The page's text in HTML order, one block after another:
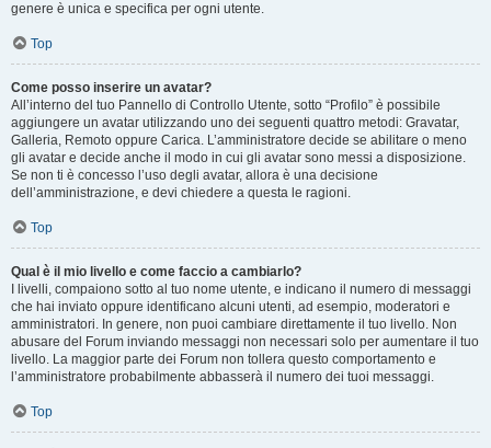
genere è unica e specifica per ogni utente.
Top
Come posso inserire un avatar?
All’interno del tuo Pannello di Controllo Utente, sotto “Profilo” è possibile
aggiungere un avatar utilizzando uno dei seguenti quattro metodi: Gravatar,
Galleria, Remoto oppure Carica. L’amministratore decide se abilitare o meno
gli avatar e decide anche il modo in cui gli avatar sono messi a disposizione.
Se non ti è concesso l’uso degli avatar, allora è una decisione
dell’amministrazione, e devi chiedere a questa le ragioni.
Top
Qual è il mio livello e come faccio a cambiarlo?
I livelli, compaiono sotto al tuo nome utente, e indicano il numero di messaggi
che hai inviato oppure identificano alcuni utenti, ad esempio, moderatori e
amministratori. In genere, non puoi cambiare direttamente il tuo livello. Non
abusare del Forum inviando messaggi non necessari solo per aumentare il tuo
livello. La maggior parte dei Forum non tollera questo comportamento e
l’amministratore probabilmente abbasserà il numero dei tuoi messaggi.
Top